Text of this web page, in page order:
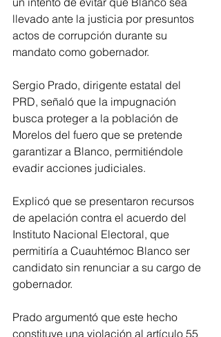
llevado ante la justicia por presuntos
actos de corrupción durante su
mandato como gobernador.
Sergio Prado, dirigente estatal del
PRD, señaló que la impugnación
busca proteger a la población de
Morelos del fuero que se pretende
garantizar a Blanco, permitiéndole
evadir acciones judiciales.
Explicó que se presentaron recursos
de apelación contra el acuerdo del
Instituto Nacional Electoral, que
permitiría a Cuauhtémoc Blanco ser
candidato sin renunciar a su cargo de
gobernador.
Prado argumentó que este hecho
constituye una violación al artículo 55